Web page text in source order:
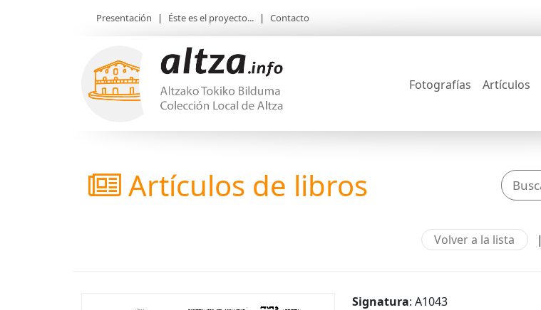
Presentación | Éste es el proyecto... | Contacto
Fotografías Artículos
Artículos de libros
Volver a la lista |
Signatura: A1043